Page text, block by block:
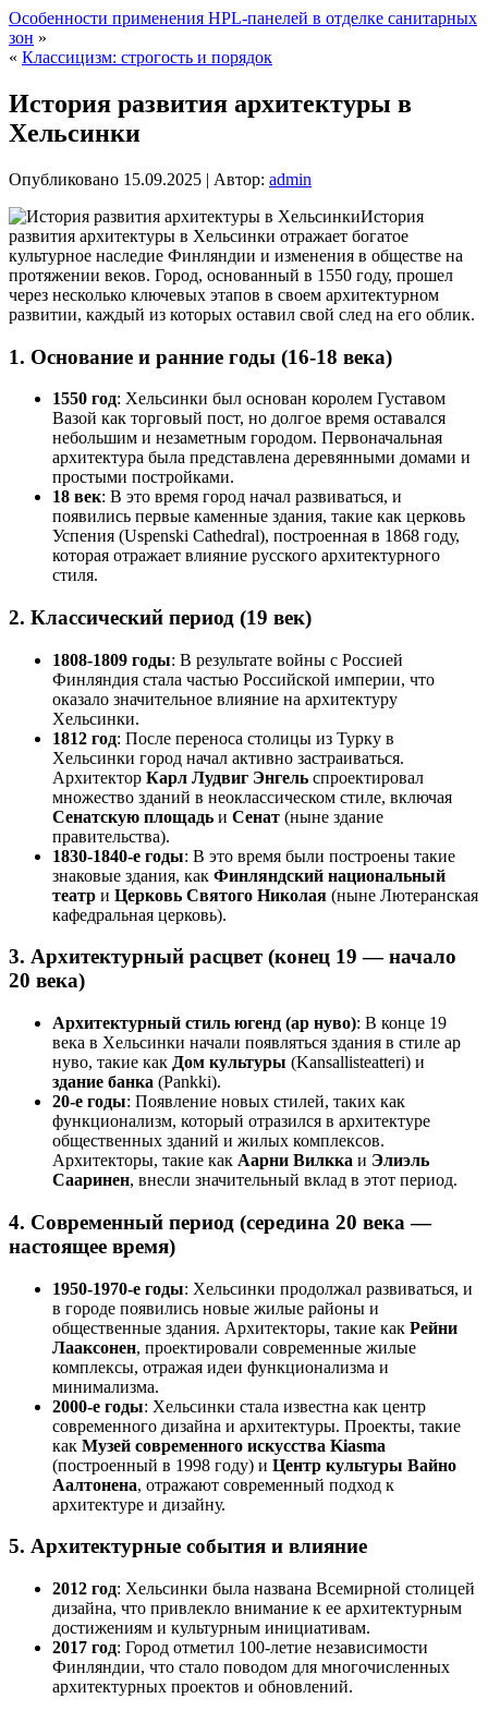
Особенности применения HPL-панелей в отделке санитарных
зон »
« Классицизм: строгость и порядок
История развития архитектуры в
Хельсинки
Опубликовано 15.09.2025 | Автор: admin
История
развития архитектуры в Хельсинки отражает богатое
культурное наследие Финляндии и изменения в обществе на
протяжении веков. Город, основанный в 1550 году, прошел
через несколько ключевых этапов в своем архитектурном
развитии, каждый из которых оставил свой след на его облик.
1. Основание и ранние годы (16-18 века)
1550 год: Хельсинки был основан королем Густавом
Вазой как торговый пост, но долгое время оставался
небольшим и незаметным городом. Первоначальная
архитектура была представлена деревянными домами и
простыми постройками.
18 век: В это время город начал развиваться, и
появились первые каменные здания, такие как церковь
Успения (Uspenski Cathedral), построенная в 1868 году,
которая отражает влияние русского архитектурного
стиля.
2. Классический период (19 век)
1808-1809 годы: В результате войны с Россией
Финляндия стала частью Российской империи, что
оказало значительное влияние на архитектуру
Хельсинки.
1812 год: После переноса столицы из Турку в
Хельсинки город начал активно застраиваться.
Архитектор Карл Лудвиг Энгель спроектировал
множество зданий в неоклассическом стиле, включая
Сенатскую площадь и Сенат (ныне здание
правительства).
1830-1840-е годы: В это время были построены такие
знаковые здания, как Финляндский национальный
театр и Церковь Святого Николая (ныне Лютеранская
кафедральная церковь).
3. Архитектурный расцвет (конец 19 — начало
20 века)
Архитектурный стиль югенд (ар нуво): В конце 19
века в Хельсинки начали появляться здания в стиле ар
нуво, такие как Дом культуры (Kansallisteatteri) и
здание банка (Pankki).
20-е годы: Появление новых стилей, таких как
функционализм, который отразился в архитектуре
общественных зданий и жилых комплексов.
Архитекторы, такие как Аарни Вилкка и Элиэль
Сааринен, внесли значительный вклад в этот период.
4. Современный период (середина 20 века —
настоящее время)
1950-1970-е годы: Хельсинки продолжал развиваться, и
в городе появились новые жилые районы и
общественные здания. Архитекторы, такие как Рейни
Лааксонен, проектировали современные жилые
комплексы, отражая идеи функционализма и
минимализма.
2000-е годы: Хельсинки стала известна как центр
современного дизайна и архитектуры. Проекты, такие
как Музей современного искусства Kiasma
(построенный в 1998 году) и Центр культуры Вайно
Аалтонена, отражают современный подход к
архитектуре и дизайну.
5. Архитектурные события и влияние
2012 год: Хельсинки была названа Всемирной столицей
дизайна, что привлекло внимание к ее архитектурным
достижениям и культурным инициативам.
2017 год: Город отметил 100-летие независимости
Финляндии, что стало поводом для многочисленных
архитектурных проектов и обновлений.